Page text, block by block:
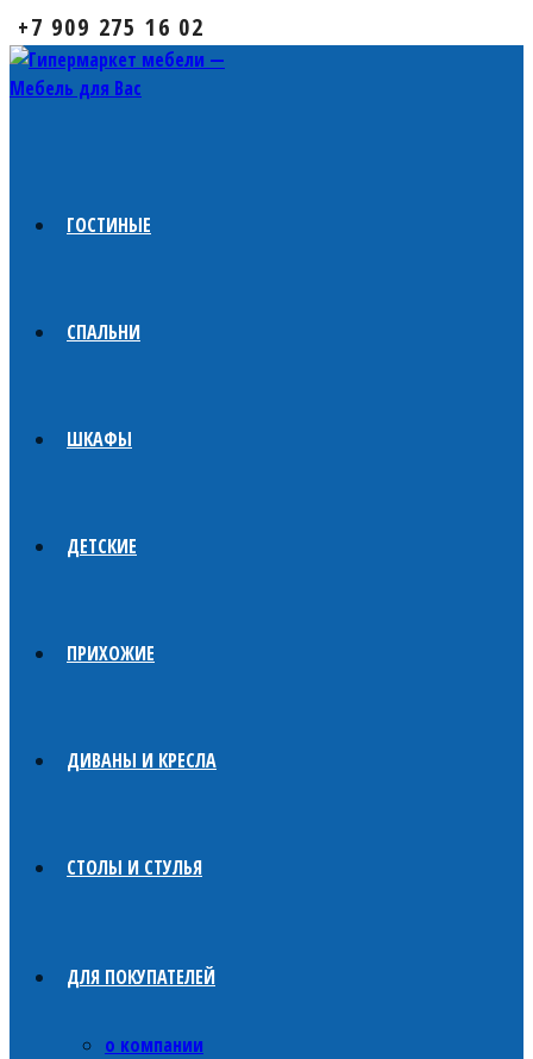
+7 909 275 16 02
ГОСТИНЫЕ
СПАЛЬНИ
ШКАФЫ
ДЕТСКИЕ
ПРИХОЖИЕ
ДИВАНЫ И КРЕСЛА
СТОЛЫ И СТУЛЬЯ
ДЛЯ ПОКУПАТЕЛЕЙ
о компании